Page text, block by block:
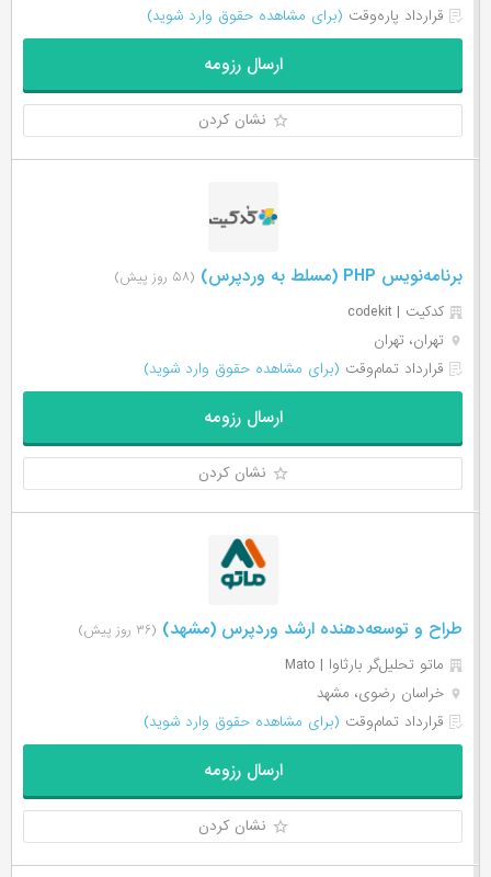
قرارداد پاره‌وقت (برای مشاهده حقوق وارد شوید)
ارسال رزومه
نشان کردن
برنامه‌نویس PHP (مسلط به وردپرس) (۵۸ روز پیش)
کدکیت | codekit
تهران، تهران
قرارداد تمام‌وقت (برای مشاهده حقوق وارد شوید)
ارسال رزومه
نشان کردن
طراح و توسعه‌دهنده ارشد وردپرس (مشهد) (۳۶ روز پیش)
ماتو تحلیل‌گر بارثاوا | Mato
خراسان رضوی، مشهد
قرارداد تمام‌وقت (برای مشاهده حقوق وارد شوید)
ارسال رزومه
نشان کردن